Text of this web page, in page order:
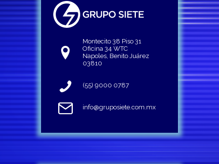
Montecito 38 Piso 31
Oficina 34 WTC
Napoles, Benito Juárez
03810
(55) 9000 0787
info@gruposiete.com.mx